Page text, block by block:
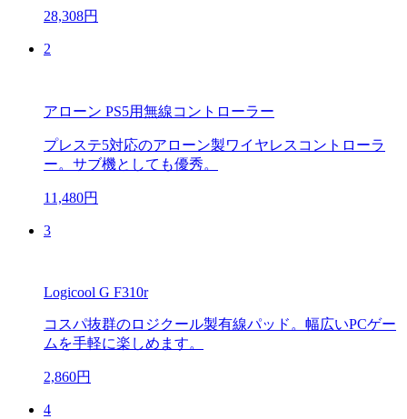
28,308円
2
アローン PS5用無線コントローラー
プレステ5対応のアローン製ワイヤレスコントローラ
ー。サブ機としても優秀。
11,480円
3
Logicool G F310r
コスパ抜群のロジクール製有線パッド。幅広いPCゲー
ムを手軽に楽しめます。
2,860円
4